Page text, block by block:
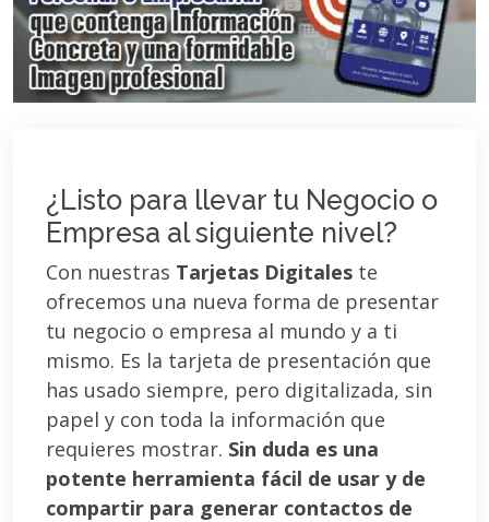
¿Listo para llevar tu Negocio o
Empresa al siguiente nivel?
Con nuestras Tarjetas Digitales te
ofrecemos una nueva forma de presentar
tu negocio o empresa al mundo y a ti
mismo. Es la tarjeta de presentación que
has usado siempre, pero digitalizada, sin
papel y con toda la información que
requieres mostrar. Sin duda es una
potente herramienta fácil de usar y de
compartir para generar contactos de